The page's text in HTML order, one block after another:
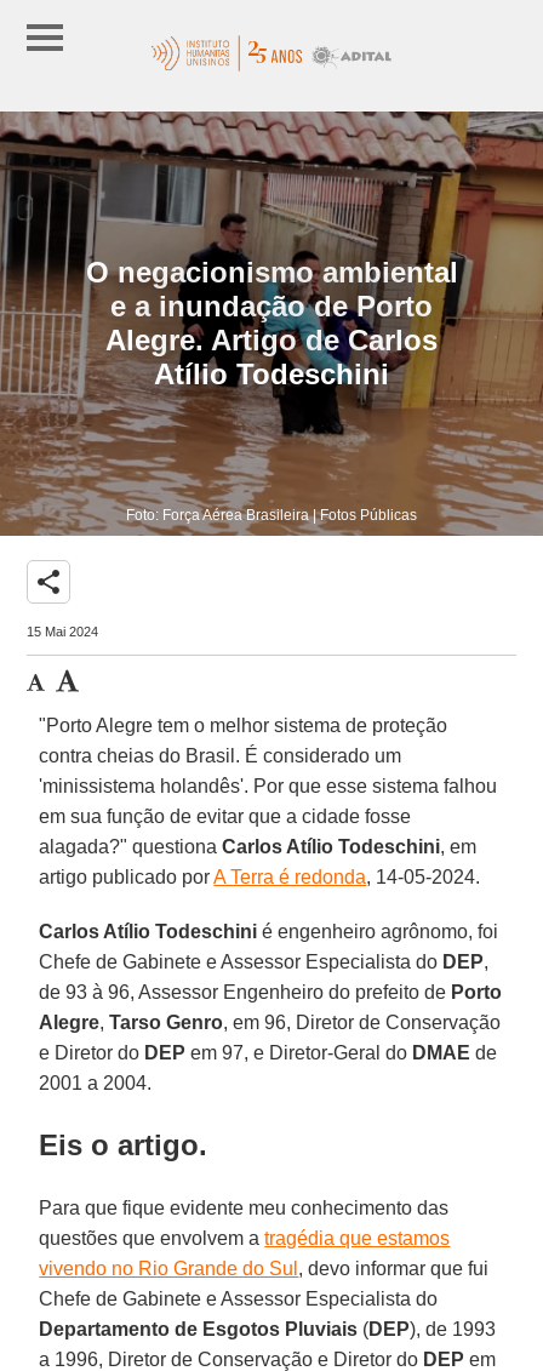
O negacionismo ambiental
e a inundação de Porto
Alegre. Artigo de Carlos
Atílio Todeschini
Foto: Força Aérea Brasileira | Fotos Públicas
share
15 Mai 2024
"Porto Alegre tem o melhor sistema de proteção
contra cheias do Brasil. É considerado um
'minissistema holandês'. Por que esse sistema falhou
em sua função de evitar que a cidade fosse
alagada?" questionaCarlos Atílio Todeschini, em
artigo publicado porA Terra é redonda, 14-05-2024.
Carlos Atílio Todeschini é engenheiro agrônomo, foi
Chefe de Gabinete e Assessor Especialista do DEP,
de 93 à 96, Assessor Engenheiro do prefeito de Porto
Alegre,Tarso Genro, em 96, Diretor de Conservação
e Diretor do DEP em 97, e Diretor-Geral do DMAE de
2001 a 2004.
Eis o artigo.
Para que fique evidente meu conhecimento das
questões que envolvem atragédia que estamos
vivendo no Rio Grande do Sul , devo informar que fui
Chefe de Gabinete e Assessor Especialista do
Departamento de Esgotos Pluviais (DEP), de 1993
a 1996, Diretor de Conservação e Diretor do DEP em